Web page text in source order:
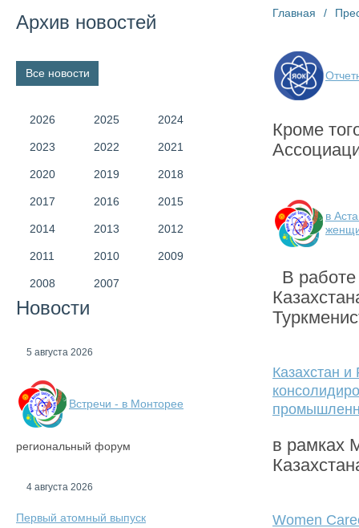
Архив новостей
Все новости
2026 2025 2024
2023 2022 2021
2020 2019 2018
2017 2016 2015
2014 2013 2012
2011 2010 2009
2008 2007
Новости
5 августа 2026
Встречи - в Монторее
региональный форум
4 августа 2026
Первый атомный выпуск
Главная /
Кроме
в
В
Казахстан
в рамках
Women